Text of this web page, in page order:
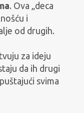
. Ova „deca
i
od drugih.
za ideju
da ih drugi
svima